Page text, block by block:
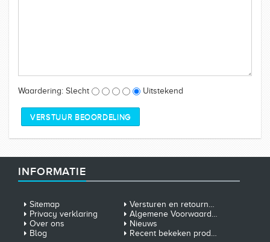
Waardering: Slecht Uitstekend
INFORMATIE
Sitemap
Versturen en retourneren
Privacy verklaring
Algemene Voorwaarden
Over ons
Nieuws
Blog
Recent bekeken producten